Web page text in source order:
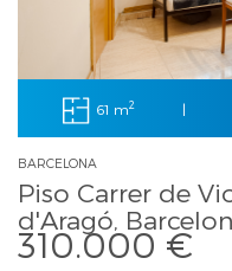
61 m2 |
BARCELONA
Piso Carrer de
d'Aragó,
310.000 €